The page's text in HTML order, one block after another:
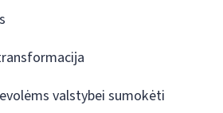
valstybei sumokėti